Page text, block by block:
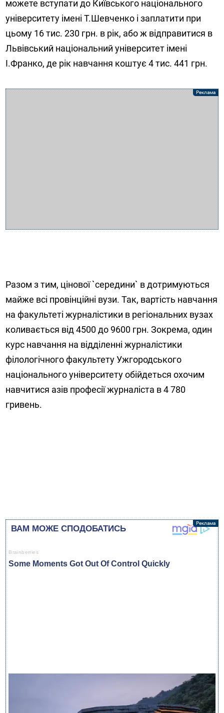
можете вступати до Київського національного
університету імені Т.Шевченко і заплатити при
цьому 16 тис. 230 грн. в рік, або ж відправитися в
Львівський національний університет імені
І.Франко, де рік навчання коштує 4 тис. 441 грн.
Разом з тим, цінової `середини` в дотримуються
майже всі провінційні вузи. Так, вартість навчання
на факультеті журналістики в регіональних вузах
коливається від 4500 до 9600 грн. Зокрема, один
курс навчання на відділенні журналістики
філологічного факультету Ужгородського
національного університету обійдеться охочим
навчитися азів професії журналіста в 4 780
гривень.